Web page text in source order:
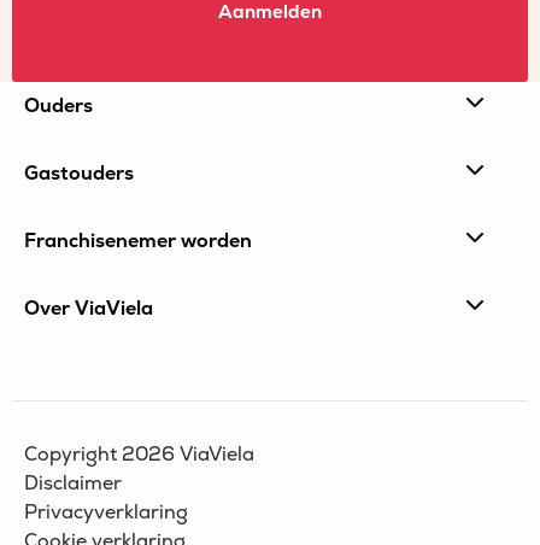
Aanmelden
Site
footer
Ouders
Gastouders
Franchisenemer worden
Over ViaViela
Copyright 2026 ViaViela
Disclaimer
Privacyverklaring